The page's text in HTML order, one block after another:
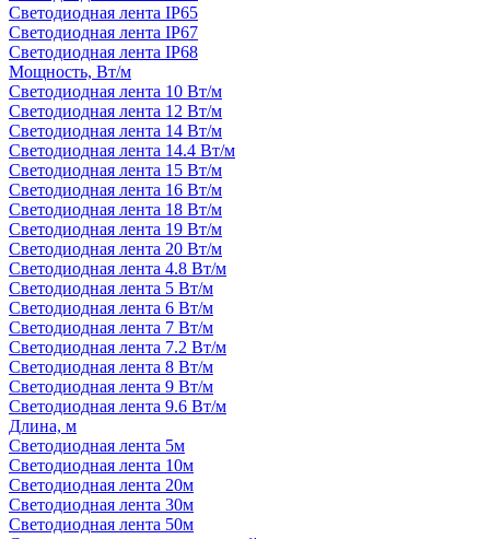
Светодиодная лента IP65
Светодиодная лента IP67
Светодиодная лента IP68
Мощность, Вт/м
Светодиодная лента 10 Вт/м
Светодиодная лента 12 Вт/м
Светодиодная лента 14 Вт/м
Светодиодная лента 14.4 Вт/м
Светодиодная лента 15 Вт/м
Светодиодная лента 16 Вт/м
Светодиодная лента 18 Вт/м
Светодиодная лента 19 Вт/м
Светодиодная лента 20 Вт/м
Светодиодная лента 4.8 Вт/м
Светодиодная лента 5 Вт/м
Светодиодная лента 6 Вт/м
Светодиодная лента 7 Вт/м
Светодиодная лента 7.2 Вт/м
Светодиодная лента 8 Вт/м
Светодиодная лента 9 Вт/м
Светодиодная лента 9.6 Вт/м
Длина, м
Светодиодная лента 5м
Светодиодная лента 10м
Светодиодная лента 20м
Светодиодная лента 30м
Светодиодная лента 50м